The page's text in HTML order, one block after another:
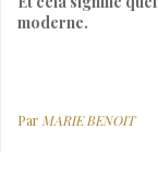
moderne.
Par MARIE BENOIT